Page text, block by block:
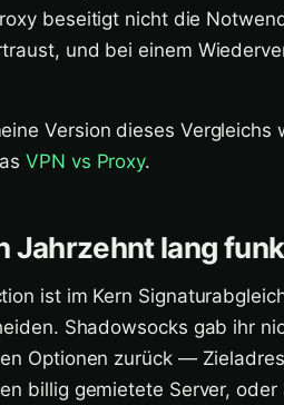
beseitigt nicht die
und bei einem
Version dieses
VPN vs Proxy.
Jahrzehnt lang
ist im Kern
Shadowsocks gab ihr
Optionen zurück —
billig gemietete Server,